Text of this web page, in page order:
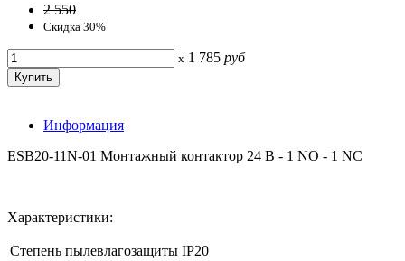
2 550
Скидка 30%
x 1 785 руб
Информация
ESB20-11N-01 Монтажный контактор 24 В - 1 NO - 1 NC
Характеристики:
Степень пылевлагозащиты IP20